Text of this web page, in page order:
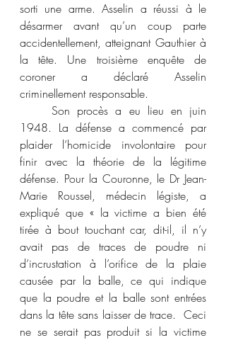
sorti une arme. Asselin a réussi à le
désarmer avant qu’un coup parte
accidentellement, atteignant Gauthier à
la tête. Une troisième enquête de
coroner a déclaré Asselin
criminellement responsable.
	Son procès a eu lieu en juin
1948. La défense a commencé par
plaider l’homicide involontaire pour
finir avec la théorie de la légitime
défense. Pour la Couronne, le Dr Jean-
Marie Roussel, médecin légiste, a
expliqué que « la victime a bien été
tirée à bout touchant car, dit-il, il n’y
avait pas de traces de poudre ni
d’incrustation à l’orifice de la plaie
causée par la balle, ce qui indique
que la poudre et la balle sont entrées
dans la tête sans laisser de trace.  Ceci
ne se serait pas produit si la victime